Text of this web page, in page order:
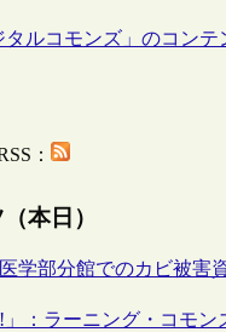
ルコモンズ」のコンテ
：
本日）
学部分館でのカビ被害
：ラーニング・コモン